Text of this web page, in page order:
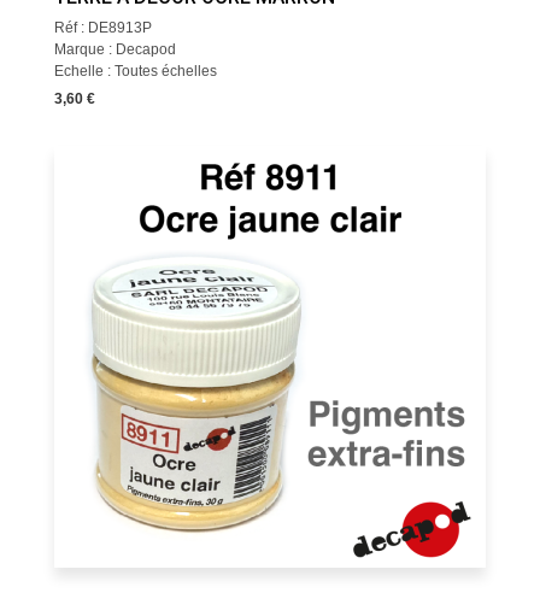
Réf : DE8913P
Marque : Decapod
Echelle : Toutes échelles
3,60 €